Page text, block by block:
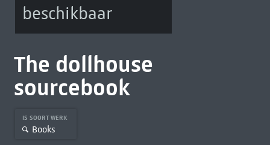
beschikbaar
The dollhouse
sourcebook
IS SOORT WERK
Books